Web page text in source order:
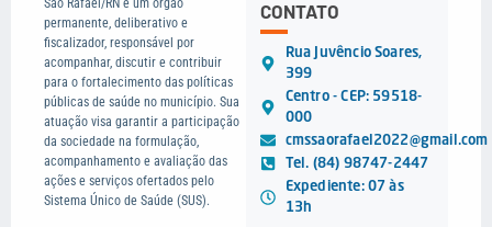
São Rafael/RN é um órgão
permanente, deliberativo e
fiscalizador, responsável por
acompanhar, discutir e contribuir
para o fortalecimento das políticas
públicas de saúde no município. Sua
atuação visa garantir a participação
da sociedade na formulação,
acompanhamento e avaliação das
ações e serviços ofertados pelo
Sistema Único de Saúde (SUS).
CONTATO
Rua Juvêncio Soares,
399
Centro - CEP: 59518-
000
cmssaorafael2022@gmail.com
Tel. (84) 98747-2447
Expediente: 07 às
13h